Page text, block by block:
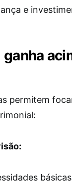
e
permitem
básicas